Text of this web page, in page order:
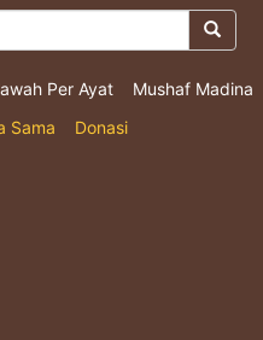
Per Ayat
Mushaf Madina
Sama Donasi